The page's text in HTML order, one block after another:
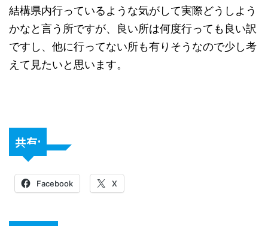
結構県内行っているような気がして実際どうしよう
かなと言う所ですが、良い所は何度行っても良い訳
ですし、他に行ってない所も有りそうなので少し考
えて見たいと思います。
共有:
Facebook X